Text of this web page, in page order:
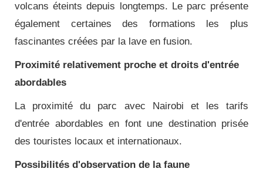
volcans éteints depuis longtemps. Le parc présente
également certaines des formations les plus
fascinantes créées par la lave en fusion.
Proximité relativement proche et droits d'entrée
abordables
La proximité du parc avec Nairobi et les tarifs
d'entrée abordables en font une destination prisée
des touristes locaux et internationaux.
Possibilités d'observation de la faune